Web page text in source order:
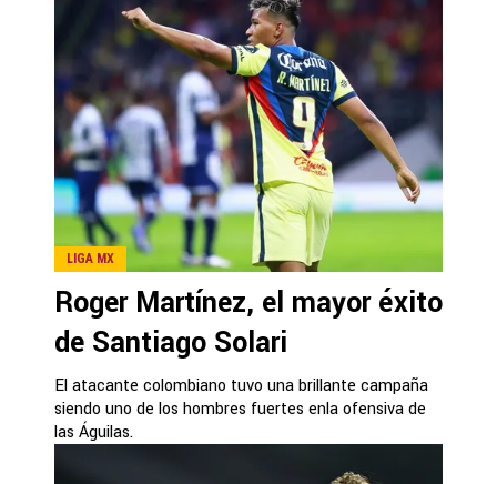
LIGA MX
Roger Martínez, el mayor éxito
de Santiago Solari
El atacante colombiano tuvo una brillante campaña
siendo uno de los hombres fuertes enla ofensiva de
las Águilas.